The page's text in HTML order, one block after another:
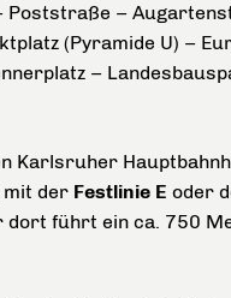
Poststraße –
(Pyramide U) –
–
Karlsruher
der Festlinie E oder
dort führt ein ca. 750